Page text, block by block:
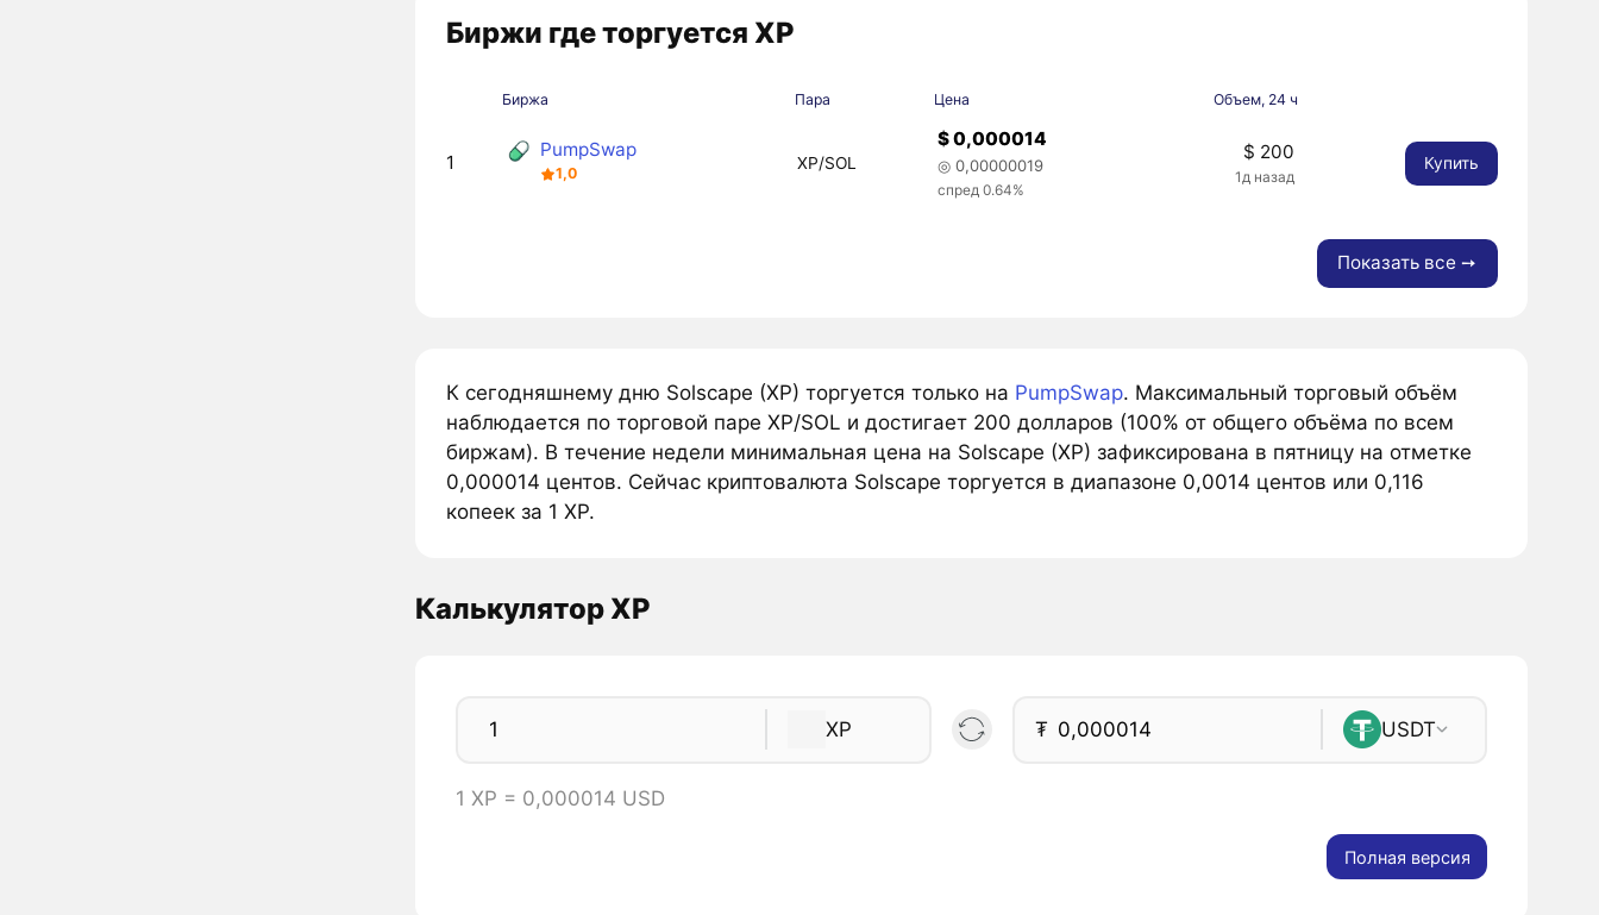
Биржи где торгуется XP
Биржа Пара Цена Объем, 24 ч
1
PumpSwap
1,0
XP/SOL
$ 0,000014
◎ 0,00000019
спред 0.64%
$ 200
1д назад
Купить
Показать все ➙
К сегодняшнему дню Solscape (XP) торгуется только на PumpSwap. Максимальный торговый объём
наблюдается по торговой паре XP/SOL и достигает 200 долларов (100% от общего объёма по всем
биржам). В течение недели минимальная цена на Solscape (XP) зафиксирована в пятницу на отметке
0,000014 центов. Сейчас криптовалюта Solscape торгуется в диапазоне 0,0014 центов или 0,116
копеек за 1 XP.
Калькулятор XP
XP ₮ USDT
1 XP = 0,000014 USD
Полная версия